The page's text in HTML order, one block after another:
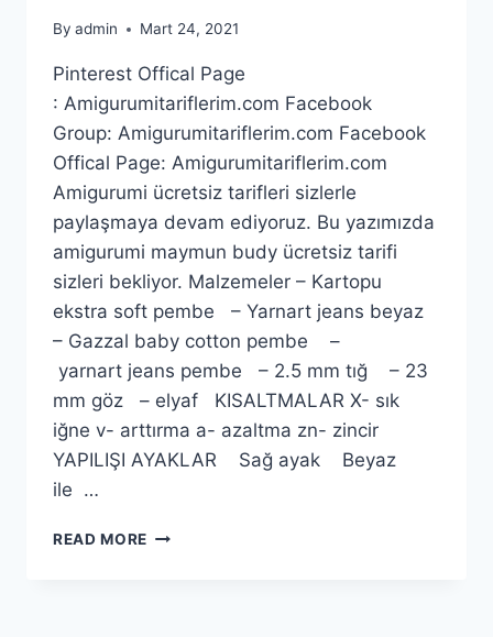
By admin Mart 24, 2021
Pinterest Offical Page
: Amigurumitariflerim.com Facebook
Group: Amigurumitariflerim.com Facebook
Offical Page: Amigurumitariflerim.com
Amigurumi ücretsiz tarifleri sizlerle
paylaşmaya devam ediyoruz. Bu yazımızda
amigurumi maymun budy ücretsiz tarifi
sizleri bekliyor. Malzemeler – Kartopu
ekstra soft pembe – Yarnart jeans beyaz
– Gazzal baby cotton pembe –
yarnart jeans pembe – 2.5 mm tığ – 23
mm göz – elyaf KISALTMALAR X- sık
iğne v- arttırma a- azaltma zn- zincir
YAPILIŞI AYAKLAR Sağ ayak Beyaz
ile …
READ MORE AMIGURUMI